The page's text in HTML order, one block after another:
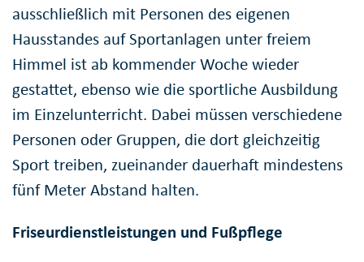
ausschließlich mit Personen des eigenen
Hausstandes auf Sportanlagen unter freiem
Himmel ist ab kommender Woche wieder
gestattet, ebenso wie die sportliche Ausbildung
im Einzelunterricht. Dabei müssen verschiedene
Personen oder Gruppen, die dort gleichzeitig
Sport treiben, zueinander dauerhaft mindestens
fünf Meter Abstand halten.
Friseurdienstleistungen und Fußpflege